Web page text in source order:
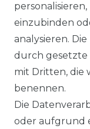
Sie
Sie
einzubinden
analysieren.
durch gesetzte
mit Dritten, die
benennen.
Die
oder aufgrund